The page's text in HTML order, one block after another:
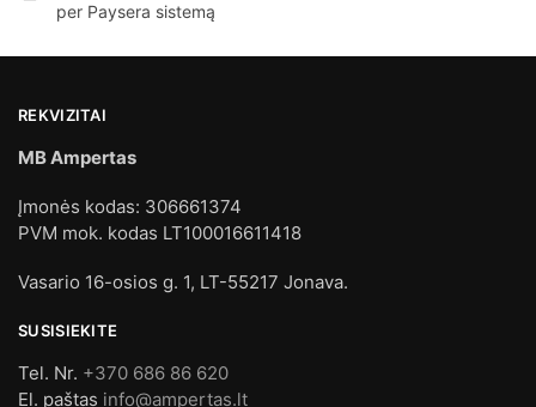
per Paysera sistemą
REKVIZITAI
MB Ampertas
Įmonės kodas: 306661374
PVM mok. kodas LT100016611418
Vasario 16-osios g. 1, LT-55217 Jonava.
SUSISIEKITE
Tel. Nr. +370 686 86 620
El. paštas info@ampertas.lt